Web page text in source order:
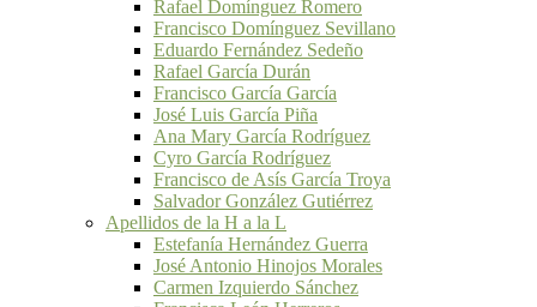
Rafael Domínguez Romero
Francisco Domínguez Sevillano
Eduardo Fernández Sedeño
Rafael García Durán
Francisco García García
José Luis García Piña
Ana Mary García Rodríguez
Cyro García Rodríguez
Francisco de Asís García Troya
Salvador González Gutiérrez
Apellidos de la H a la L
Estefanía Hernández Guerra
José Antonio Hinojos Morales
Carmen Izquierdo Sánchez